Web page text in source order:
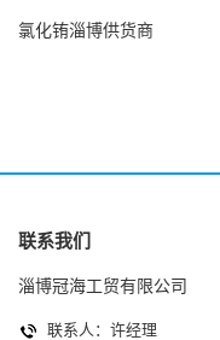
氯化铕淄博供货商
联系我们
淄博冠海工贸有限公司
联系人：许经理